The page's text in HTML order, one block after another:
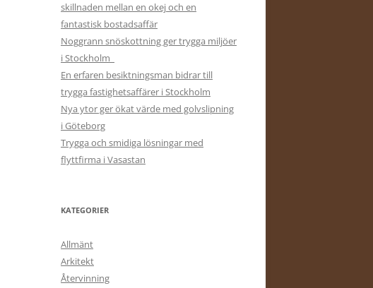
skillnaden mellan en okej och en
fantastisk bostadsaffär
Noggrann snöskottning ger trygga miljöer
i Stockholm
En erfaren besiktningsman bidrar till
trygga fastighetsaffärer i Stockholm
Nya ytor ger ökat värde med golvslipning
i Göteborg
Trygga och smidiga lösningar med
flyttfirma i Vasastan
KATEGORIER
Allmänt
Arkitekt
Återvinning